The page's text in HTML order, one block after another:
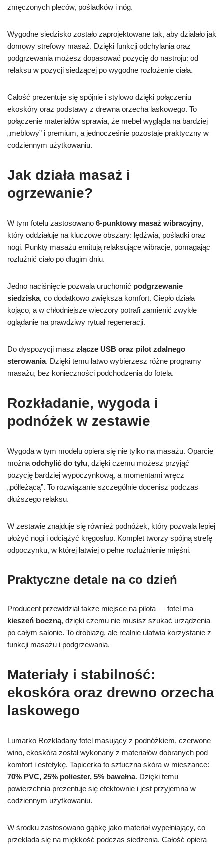
zmęczonych pleców, pośladków i nóg.
Wygodne siedzisko zostało zaprojektowane tak, aby działało jak
domowy strefowy masaż. Dzięki funkcji odchylania oraz
podgrzewania możesz dopasować pozycję do nastroju: od
relaksu w pozycji siedzącej po wygodne rozłożenie ciała.
Całość prezentuje się spójnie i stylowo dzięki połączeniu
ekoskóry oraz podstawy z drewna orzecha laskowego. To
połączenie materiałów sprawia, że mebel wygląda na bardziej
„meblowy” i premium, a jednocześnie pozostaje praktyczny w
codziennym użytkowaniu.
Jak działa masaż i
ogrzewanie?
W tym fotelu zastosowano 6-punktowy masaż wibracyjny,
który oddziałuje na kluczowe obszary: lędźwia, pośladki oraz
nogi. Punkty masażu emitują relaksujące wibracje, pomagając
rozluźnić ciało po długim dniu.
Jedno naciśnięcie pozwala uruchomić podgrzewanie
siedziska, co dodatkowo zwiększa komfort. Ciepło działa
kojąco, a w chłodniejsze wieczory potrafi zamienić zwykłe
oglądanie na prawdziwy rytuał regeneracji.
Do dyspozycji masz złącze USB oraz pilot zdalnego
sterowania. Dzięki temu łatwo wybierzesz różne programy
masażu, bez konieczności podchodzenia do fotela.
Rozkładanie, wygoda i
podnóżek w zestawie
Wygoda w tym modelu opiera się nie tylko na masażu. Oparcie
można odchylić do tyłu, dzięki czemu możesz przyjąć
pozycję bardziej wypoczynkową, a momentami wręcz
„półleżącą”. To rozwiązanie szczególnie docenisz podczas
dłuższego relaksu.
W zestawie znajduje się również podnóżek, który pozwala lepiej
ułożyć nogi i odciążyć kręgosłup. Komplet tworzy spójną strefę
odpoczynku, w której łatwiej o pełne rozluźnienie mięśni.
Praktyczne detale na co dzień
Producent przewidział także miejsce na pilota — fotel ma
kieszeń boczną, dzięki czemu nie musisz szukać urządzenia
po całym salonie. To drobiazg, ale realnie ułatwia korzystanie z
funkcji masażu i podgrzewania.
Materiały i stabilność:
ekoskóra oraz drewno orzecha
laskowego
Lumarko Rozkładany fotel masujący z podnóżkiem, czerwone
wino, ekoskóra został wykonany z materiałów dobranych pod
komfort i estetykę. Tapicerka to sztuczna skóra w mieszance:
70% PVC, 25% poliester, 5% bawełna. Dzięki temu
powierzchnia prezentuje się efektownie i jest przyjemna w
codziennym użytkowaniu.
W środku zastosowano gąbkę jako materiał wypełniający, co
przekłada się na miękkość podczas siedzenia. Całość opiera